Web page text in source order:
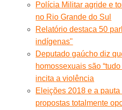
Polícia Militar agride e
no Rio Grande do Sul
Relatório destaca 50
indígenas"
Deputado gaúcho diz
homossexuais são
incita a violência
Eleições 2018 e a
propostas totalmente